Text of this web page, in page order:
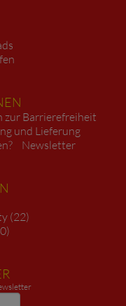
zur Barrierefreiheit
und Lieferung
Newsletter
(22)